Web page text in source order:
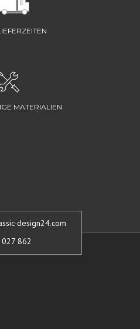
MATERIALIEN
design24.com
862